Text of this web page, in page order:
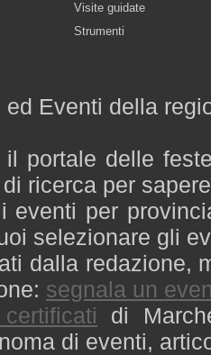
Visite guidate
Strumenti
Eventi della
portale delle
ricerca per
eventi per
selezionare gli
dalla redazione,
segnala un
di
di eventi,